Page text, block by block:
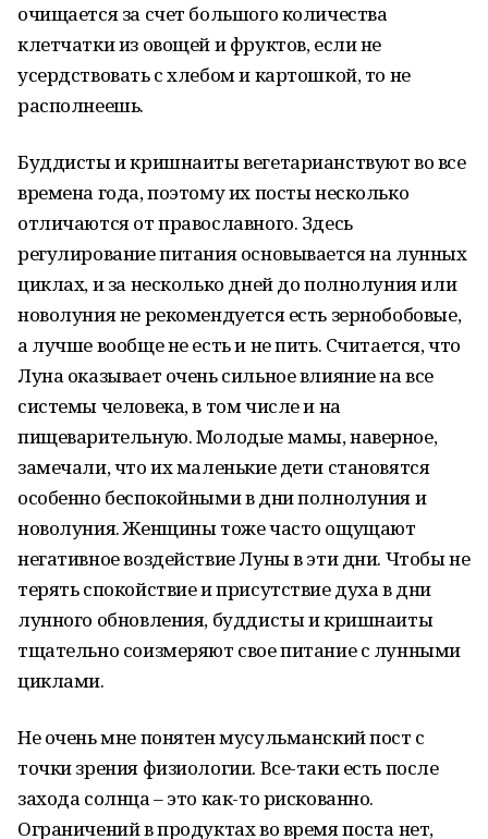
очищается за счет большого количества
клетчатки из овощей и фруктов, если не
усердствовать с хлебом и картошкой, то не
располнеешь.
Буддисты и кришнаиты вегетарианствуют во все
времена года, поэтому их посты несколько
отличаются от православного. Здесь
регулирование питания основывается на лунных
циклах, и за несколько дней до полнолуния или
новолуния не рекомендуется есть зернобобовые,
а лучше вообще не есть и не пить. Считается, что
Луна оказывает очень сильное влияние на все
системы человека, в том числе и на
пищеварительную. Молодые мамы, наверное,
замечали, что их маленькие дети становятся
особенно беспокойными в дни полнолуния и
новолуния. Женщины тоже часто ощущают
негативное воздействие Луны в эти дни. Чтобы не
терять спокойствие и присутствие духа в дни
лунного обновления, буддисты и кришнаиты
тщательно соизмеряют свое питание с лунными
циклами.
Не очень мне понятен мусульманский пост с
точки зрения физиологии. Все-таки есть после
захода солнца – это как-то рискованно.
Ограничений в продуктах во время поста нет,